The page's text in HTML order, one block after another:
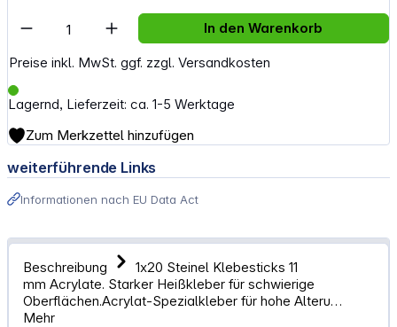
Preise inkl. MwSt. ggf. zzgl. Versandkosten
Lagernd, Lieferzeit: ca. 1-5 Werktage
Artikel Anzahl: Gib den gewünschten
In den Warenkorb
Zum Merkzettel hinzufügen
weiterführende Links
Informationen nach EU Data Act
Beschreibung
1x20 Steinel Klebesticks 11
mm Acrylate. Starker Heißkleber für schwierige
Oberflächen.Acrylat-Spezialkleber für hohe Alteru…
Mehr